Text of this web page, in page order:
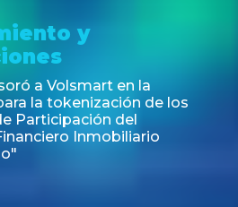
laborales en la